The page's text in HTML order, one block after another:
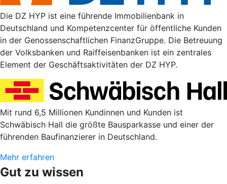
Die DZ HYP ist eine führende Immobilienbank in
Deutschland und Kompetenzcenter für öffentliche Kunden
in der Genossenschaftlichen FinanzGruppe. Die Betreuung
der Volksbanken und Raiffeisenbanken ist ein zentrales
Element der Geschäftsaktivitäten der DZ HYP.
Mit rund 6,5 Millionen Kundinnen und Kunden ist
Schwäbisch Hall die größte Bausparkasse und einer der
führenden Baufinanzierer in Deutschland.
Mehr erfahren
Gut zu wissen